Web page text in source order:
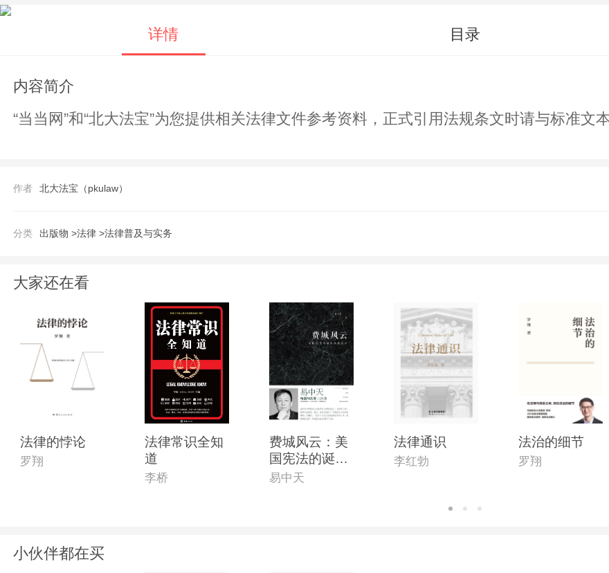
详情 目录
内容简介
“当当网”和“北大法宝”为您提供相关法律文件参考资料，正式引用法规条文时请与标准文本
作者 北大法宝（pkulaw）
分类 出版物 >法律 >法律普及与实务
大家还在看
法律的悖论
罗翔
法律常识全知
道
李桥
费城风云：美
国宪法的诞生
及其启示(全新
易中天
法律通识
李红勃
法治的细节
罗翔
小伙伴都在买